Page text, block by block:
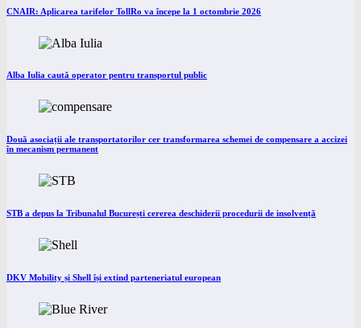
CNAIR: Aplicarea tarifelor TollRo va începe la 1 octombrie 2026
Alba Iulia caută operator pentru transportul public
Două asociații ale transportatorilor cer transformarea schemei de compensare a accizei
în mecanism permanent
STB a depus la Tribunalul București cererea deschiderii procedurii de insolvență
DKV Mobility și Shell își extind parteneriatul european